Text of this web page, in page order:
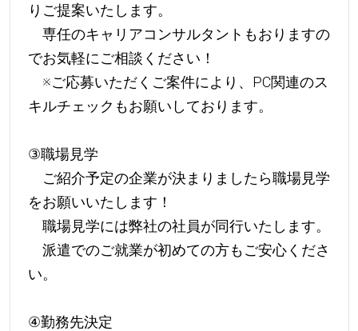
りご提案いたします。
専任のキャリアコンサルタントもおりますの
でお気軽にご相談ください！
※ご応募いただくご案件により、PC関連のス
キルチェックもお願いしております。
③職場見学
ご紹介予定の企業が決まりましたら職場見学
をお願いいたします！
職場見学には弊社の社員が同行いたします。
派遣でのご就業が初めての方もご安心くださ
い。
④勤務先決定